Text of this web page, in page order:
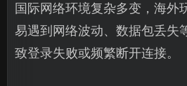
国际网络环境复杂多变，海外
易遇到网络波动、数据包丢失
致登录失败或频繁断开连接。